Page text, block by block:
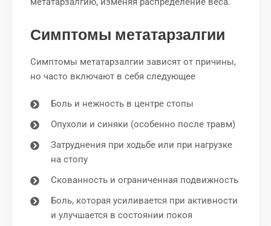
Симптомы метатарзалгии
Симптомы метатарзалгии зависят от причины,
но часто включают в себя следующее
Боль и нежность в центре стопы
Опухоли и синяки (особенно после травм)
Затруднения при ходьбе или при нагрузке
на стопу
Скованность и ограниченная подвижность
Боль, которая усиливается при активности
и улучшается в состоянии покоя